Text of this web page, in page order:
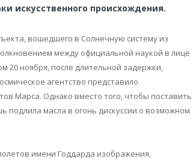
искусственного происхождения.
вошедшего в Солнечную систему из
между официальной наукой в лице
20 ноября, после длительной задержки,
агентство представило
Марса. Однако вместо того, чтобы поставить
подлила масла в огонь дискуссии о возможном
имени Годдарда изображения,